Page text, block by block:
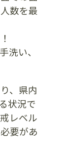
数を最
洗い、
、県内
状況で
レベル
要があ